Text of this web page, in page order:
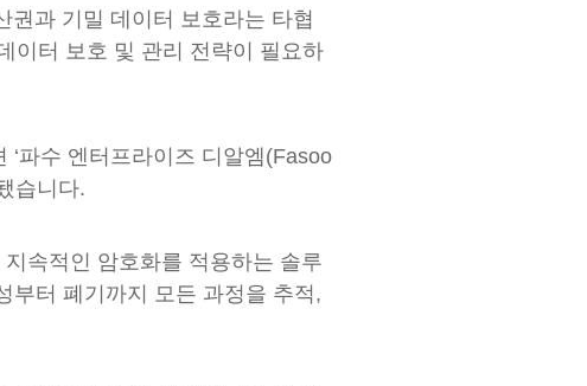
권과 기밀 데이터 보호라는 타협
이터 보호 및 관리 전략이 필요하
파수 엔터프라이즈 디알엠(Fasoo
습니다.
속적인 암호화를 적용하는 솔루
부터 폐기까지 모든 과정을 추적,